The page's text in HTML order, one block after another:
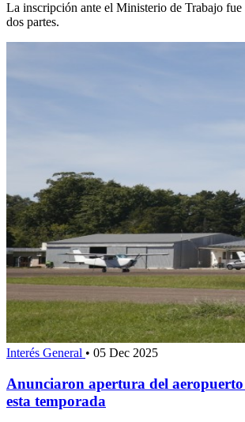
La inscripción ante el Ministerio de Trabajo fue
dos partes.
Interés General • 05 Dec 2025
Anunciaron apertura del
esta temporada